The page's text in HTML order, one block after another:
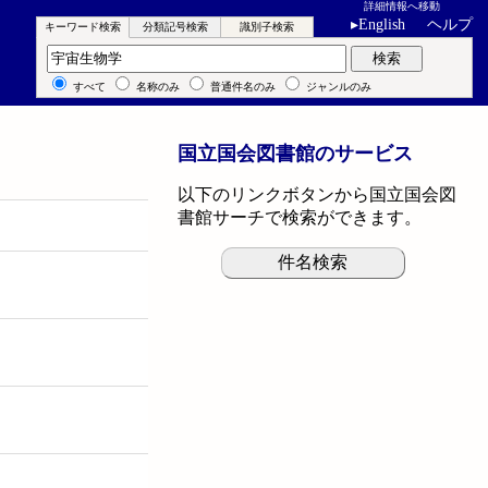
詳細情報へ移動
▸English ヘルプ
キーワード検索 分類記号検索 識別子検索
キーワード検索 検索
すべて 名称のみ 普通件名のみ ジャンルのみ
国立国会図書館のサービス
以下のリンクボタンから国立国会図
書館サーチで検索ができます。
件名検索